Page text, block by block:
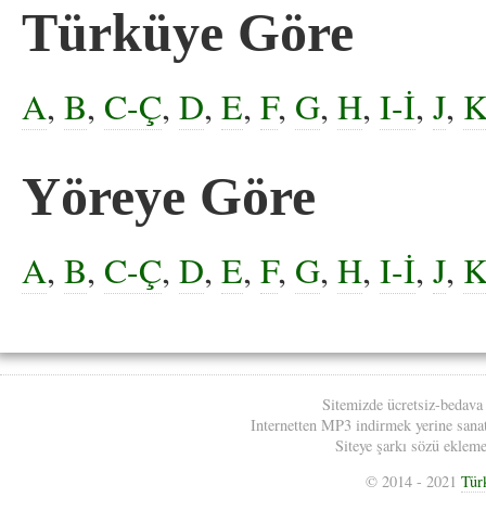
Türküye Göre
A, B, C-Ç, D, E, F, G, H, I-İ, J,
Yöreye Göre
A, B, C-Ç, D, E, F, G, H, I-İ, J,
Sitemizde ücretsiz-
Internetten MP3 indirmek yerine
Siteye şarkı sözü
© 2014 - 2021